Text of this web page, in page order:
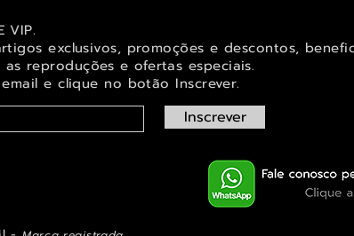
VIP.
exclusivos, promoções e descontos,
as reproduções e ofertas especiais.
e clique no botão Inscrever.
Inscrever